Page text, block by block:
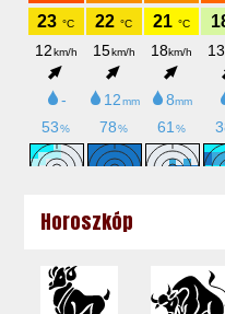
Horoszkóp